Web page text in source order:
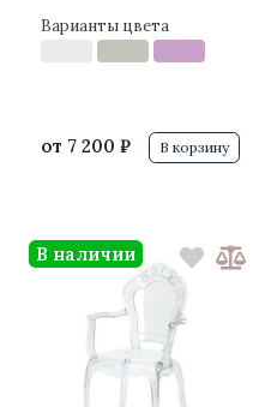
Варианты цвета
от 7 200 ₽ В корзину
В наличии